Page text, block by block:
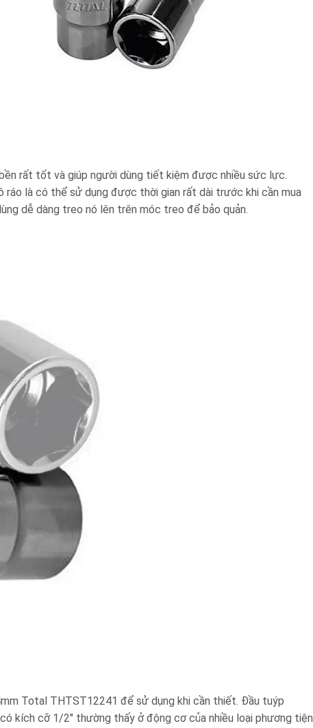
rất tốt và giúp người dùng tiết kiệm được nhiều sức lực.
ráo là có thể sử dụng được thời gian rất dài trước khi cần mua
dễ dàng treo nó lên trên móc treo để bảo quản.
Total THTST12241 để sử dụng khi cần thiết. Đầu tuýp
kích cỡ 1/2″ thường thấy ở động cơ của nhiều loại phương tiện